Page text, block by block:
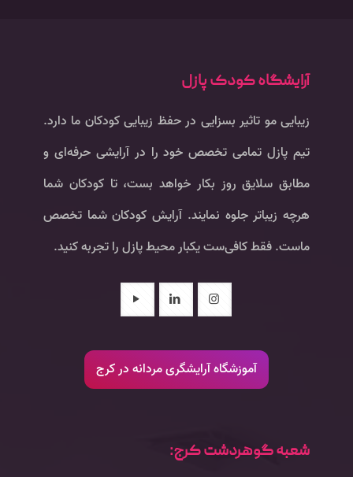
آرایشگاه کودک پازل
زیبایی مو تاثیر بسزایی در حفظ زیبایی کودکان ما دارد.
تیم پازل تمامی تخصص خود را در آرایشی حرفه‌ای و
مطابق سلایق روز بکار خواهد بست، تا کودکان شما
هرچه زیباتر جلوه نمایند. آرایش کودکان شما تخصص
ماست. فقط کافی‌ست یکبار محیط پازل را تجربه کنید.
آموزشگاه آرایشگری مردانه در کرج
شعبه گوهردشت کرج: